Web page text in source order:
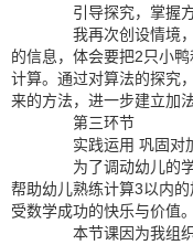
引导探究，掌握方
我再次创设情境，
的信息，体会要把2只小
计算。通过对算法的探究
来的方法，进一步建立加
第三环节
实践运用 巩固对加
为了调动幼儿的学
帮助幼儿熟练计算3以内
受数学成功的快乐与价值。
本节课因为我组织